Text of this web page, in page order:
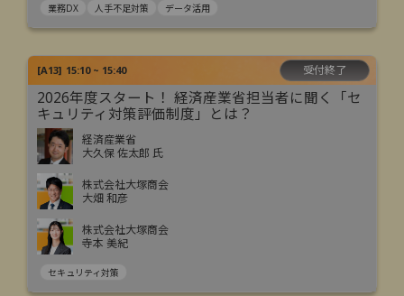
業務DX 人手不足対策 データ活用
[A13] 15:10 ~ 15:40 受付終了
2026年度スタート！ 経済産業省担当者に聞く「セ
キュリティ対策評価制度」とは？
経済産業省
大久保 佐太郎 氏
株式会社大塚商会
大畑 和彦
株式会社大塚商会
寺本 美紀
セキュリティ対策